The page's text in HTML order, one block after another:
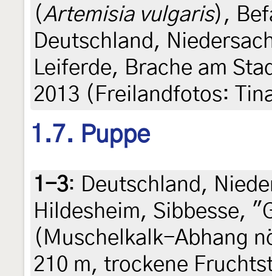
(Artemisia vulgaris),
Deutschland,
Leiferde, Brache am
2013 (Freilandfotos:
1.7. Puppe
1-3: Deutschland,
Hildesheim, Sibbesse,
(Muschelkalk-Abhang
210 m, trockene